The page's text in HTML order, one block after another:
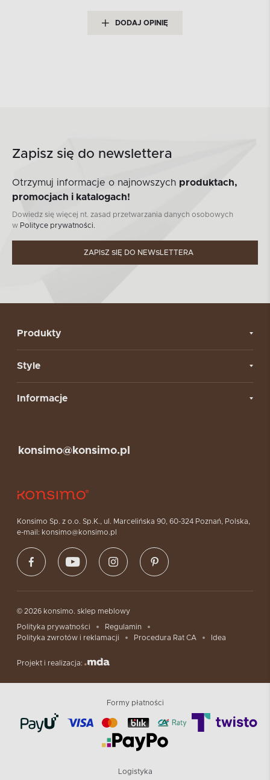
DODAJ OPINIĘ
Zapisz się do newslettera
Otrzymuj informacje o najnowszych produktach,
promocjach i katalogach!
Dowiedz się więcej nt. zasad przetwarzania danych osobowych
w Polityce prywatności.
ZAPISZ SIĘ DO NEWSLETTERA
Produkty
Style
Informacje
Konsimo Sp. z o.o. Sp.K., ul. Marcelińska 90, 60-324 Poznań, Polska,
e-mail: konsimo@konsimo.pl
konsimo@konsimo.pl
© 2026 konsimo. sklep meblowy
Polityka prywatności
Regulamin
Polityka zwrotów i reklamacji
Procedura Rat CA Idea
Projekt i realizacja:
Formy płatności
Logistyka